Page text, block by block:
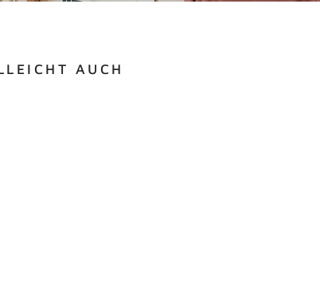
AUCH